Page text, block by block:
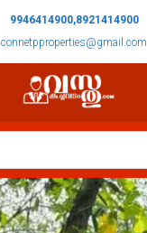
9946414900,8921414900
connetpproperties@gmail.com